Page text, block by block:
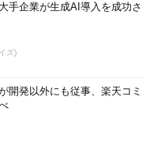
手企業が生成AI導入を成功さ
ズ)
開発以外にも従事、楽天コミ